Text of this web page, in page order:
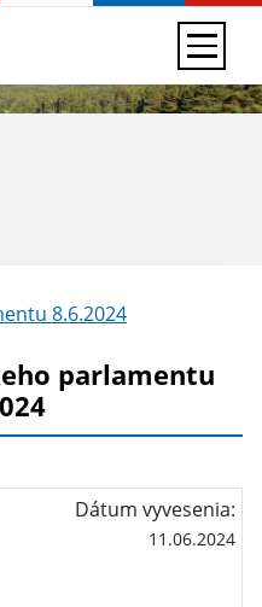
8.6.2024
parlamentu
Dátum vyvesenia:
11.06.2024